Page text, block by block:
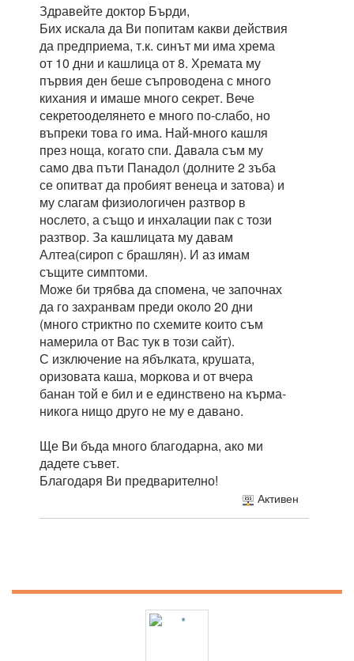
Здравейте доктор Бърди,
Бих искала да Ви попитам какви действия
да предприема, т.к. синът ми има хрема
от 10 дни и кашлица от 8. Хремата му
първия ден беше съпроводена с много
кихания и имаше много секрет. Вече
секретооделянето е много по-слабо, но
въпреки това го има. Най-много кашля
през ноща, когато спи. Давала съм му
само два пъти Панадол (долните 2 зъба
се опитват да пробият венеца и затова) и
му слагам физиологичен разтвор в
нослето, а също и инхалации пак с този
разтвор. За кашлицата му давам
Алтеа(сироп с брашлян). И аз имам
същите симптоми.
Може би трябва да спомена, че започнах
да го захранвам преди около 20 дни
(много стриктно по схемите които съм
намерила от Вас тук в този сайт).
С изключение на ябълката, крушата,
оризовата каша, моркова и от вчера
банан той е бил и е единствено на кърма-
никога нищо друго не му е давано.
Ще Ви бъда много благодарна, ако ми
дадете съвет.
Благодаря Ви предварително!
Активен